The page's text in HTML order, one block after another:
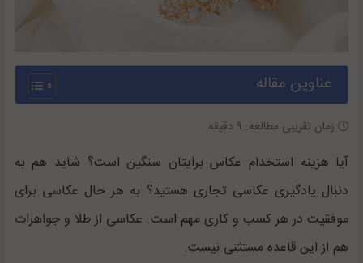
عناوین مقاله
زمان تقریبی مطالعه: ۹ دقیقه
آیا هزینه استخدام عکاس برایتان سنگین است؟ شاید هم به
دنبال یادگیری عکاسی تجاری هستید؟ به هر حال عکاسی برای
موفقیت در هر کسب و کاری مهم است. عکاسی از طلا و جواهرات
هم از این قاعده مستثنی نیست.